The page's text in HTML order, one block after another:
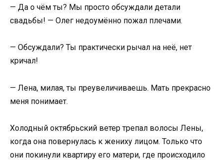
— Да о чём ты? Мы просто обсуждали детали
свадьбы! — Олег недоумённо пожал плечами.
— Обсуждали? Ты практически рычал на неё, нет
кричал!
— Лена, милая, ты преувеличиваешь. Мать прекрасно
меня понимает.
Холодный октябрьский ветер трепал волосы Лены,
когда она повернулась к жениху лицом. Только что
они покинули квартиру его матери, где происходило